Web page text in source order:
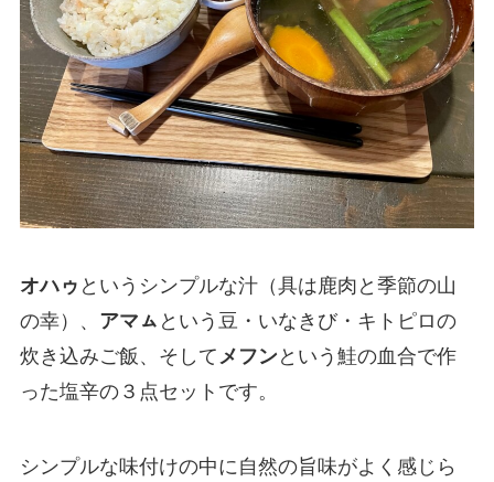
オハゥ というシンプルな汁（具は鹿肉と季節の山
の幸）、 アマㇺ という豆・いなきび・キトピロの
炊き込みご飯、そしてメフンという鮭の血合で作
った塩辛の３点セットです。
シンプルな味付けの中に自然の旨味がよく感じら